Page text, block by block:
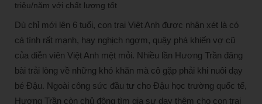
triệu/năm với chất lượng tốt
Dù chỉ mới lên 6 tuổi, con trai Việt Anh được nhận xét là có
cá tính rất mạnh, hay nghịch ngợm, quậy phá khiến vợ cũ
của diễn viên Việt Anh mệt mỏi. Nhiều lần Hương Trần đăng
bài trải lòng về những khó khăn mà cô gặp phải khi nuôi dạy
bé Đậu. Ngoài công sức đầu tư cho Đậu học trường quốc tế,
Hương Trần còn chủ động tìm gia sư dạy thêm cho con trai